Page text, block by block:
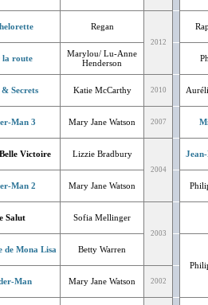
Regan
2012
la route
Marylou/ Lu-Anne
Henderson
Secrets Katie McCarthy 2010
Man 3 Mary Jane Watson 2007
Victoire Lizzie Bradbury
2004
Man 2 Mary Jane Watson
Salut Sofia Mellinger
2003
de Mona Lisa
Betty Warren
Man
Mary Jane Watson 2002